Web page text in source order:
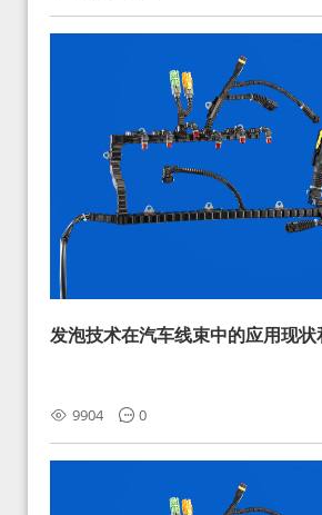
发泡技术在汽车线束中的应用现状
9904 0